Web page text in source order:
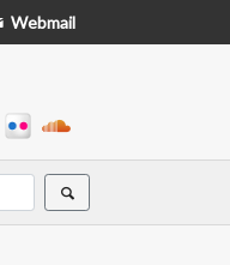
Webmail